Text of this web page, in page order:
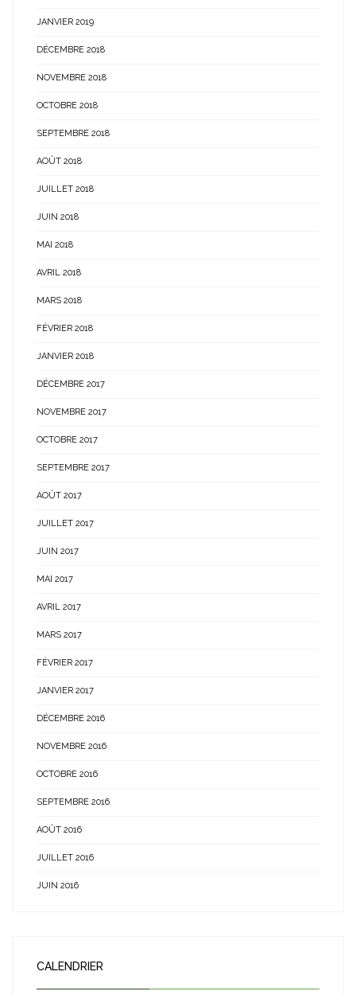
JANVIER 2019
DÉCEMBRE 2018
NOVEMBRE 2018
OCTOBRE 2018
SEPTEMBRE 2018
AOÛT 2018
JUILLET 2018
JUIN 2018
MAI 2018
AVRIL 2018
MARS 2018
FÉVRIER 2018
JANVIER 2018
DÉCEMBRE 2017
NOVEMBRE 2017
OCTOBRE 2017
SEPTEMBRE 2017
AOÛT 2017
JUILLET 2017
JUIN 2017
MAI 2017
AVRIL 2017
MARS 2017
FÉVRIER 2017
JANVIER 2017
DÉCEMBRE 2016
NOVEMBRE 2016
OCTOBRE 2016
SEPTEMBRE 2016
AOÛT 2016
JUILLET 2016
JUIN 2016
CALENDRIER